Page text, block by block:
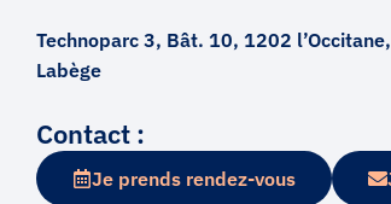
Technoparc 3, Bât. 10, 1202
Labège
Contact :
Je prends rendez-vous